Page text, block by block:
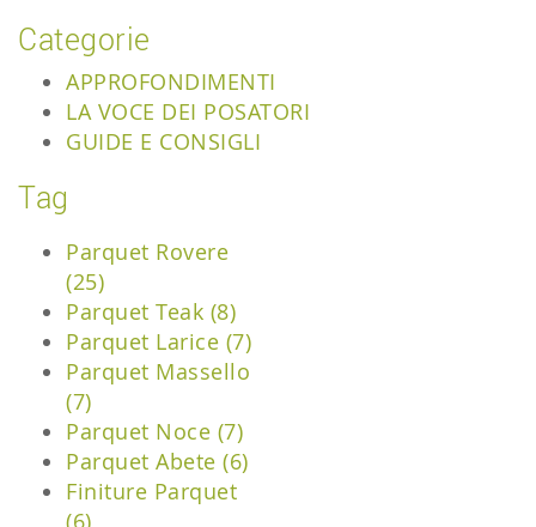
Categorie
APPROFONDIMENTI
LA VOCE DEI POSATORI
GUIDE E CONSIGLI
Tag
Parquet Rovere
(25)
Parquet Teak (8)
Parquet Larice (7)
Parquet Massello
(7)
Parquet Noce (7)
Parquet Abete (6)
Finiture Parquet
(6)